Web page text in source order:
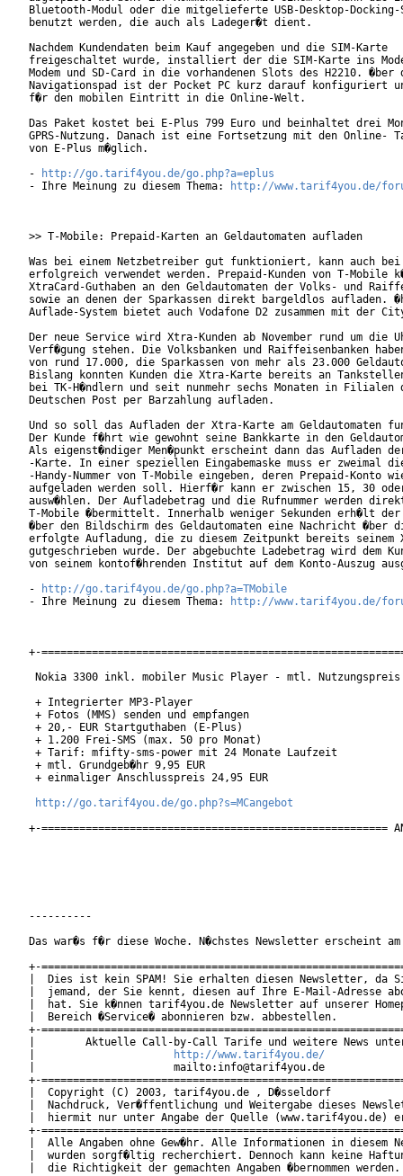
Bluetooth-Modul oder die mitgelieferte USB-Desktop-
benutzt werden, die auch als Ladeger�t dient.
Nachdem Kundendaten beim Kauf angegeben und die SIM-Karte
freigeschaltet wurde, installiert der die SIM-Karte ins
Modem und SD-Card in die vorhandenen Slots des H2210. �ber
Navigationspad ist der Pocket PC kurz darauf konfiguriert
f�r den mobilen Eintritt in die Online-Welt.
Das Paket kostet bei E-Plus 799 Euro und beinhaltet drei
GPRS-Nutzung. Danach ist eine Fortsetzung mit den Online-
von E-Plus m�glich.
-
http://go.tarif4you.de/go.php?a=eplus
- Ihre Meinung zu diesem Thema:
http://www.tarif4you.de/
>> T-Mobile: Prepaid-Karten an Geldautomaten aufladen
Was bei einem Netzbetreiber gut funktioniert, kann auch bei
erfolgreich verwendet werden. Prepaid-Kunden von T-Mobile
XtraCard-Guthaben an den Geldautomaten der Volks- und
sowie an denen der Sparkassen direkt bargeldlos aufladen.
Auflade-System bietet auch Vodafone D2 zusammen mit der
Der neue Service wird Xtra-Kunden ab November rund um die
Verf�gung stehen. Die Volksbanken und Raiffeisenbanken
von rund 17.000, die Sparkassen von mehr als 23.000
Bislang konnten Kunden die Xtra-Karte bereits an
bei TK-H�ndlern und seit nunmehr sechs Monaten in Filialen
Deutschen Post per Barzahlung aufladen.
Und so soll das Aufladen der Xtra-Karte am Geldautomaten
Der Kunde f�hrt wie gewohnt seine Bankkarte in den
Als eigenst�ndiger Men�punkt erscheint dann das Aufladen
-Karte. In einer speziellen Eingabemaske muss er zweimal
-Handy-Nummer von T-Mobile eingeben, deren Prepaid-Konto
aufgeladen werden soll. Hierf�r kann er zwischen 15, 30
ausw�hlen. Der Aufladebetrag und die Rufnummer werden
T-Mobile �bermittelt. Innerhalb weniger Sekunden erh�lt der
�ber den Bildschirm des Geldautomaten eine Nachricht �ber
erfolgte Aufladung, die zu diesem Zeitpunkt bereits seinem
gutgeschrieben wurde. Der abgebuchte Ladebetrag wird dem
von seinem kontof�hrenden Institut auf dem Konto-Auszug
-
http://go.tarif4you.de/go.php?a=TMobile
- Ihre Meinung zu diesem Thema:
http://www.tarif4you.de/
+-
Nokia 3300 inkl. mobiler Music Player - mtl. Nutzungspreis
+ Integrierter MP3-Player
+ Fotos (MMS) senden und empfangen
+ 20,- EUR Startguthaben (E-Plus)
+ 1.200 Frei-SMS (max. 50 pro Monat)
+ Tarif: mfifty-sms-power mit 24 Monate Laufzeit
+ mtl. Grundgeb�hr 9,95 EUR
+ einmaliger Anschlusspreis 24,95 EUR
http://go.tarif4you.de/go.php?s=MCangebot
+-=======================================================
----------
Das war�s f�r diese Woche. N�chstes Newsletter erscheint
+-
|  Dies ist kein SPAM! Sie erhalten diesen Newsletter, da
|  jemand, der Sie kennt, diesen auf Ihre E-Mail-Adresse
|  hat. Sie k�nnen tarif4you.de Newsletter auf unserer
|  Bereich �Service� abonnieren bzw. abbestellen.
+-
|        Aktuelle Call-by-Call Tarife und weitere News
http://www.tarif4you.de/
|                      mailto:info@tarif4you.de
+-
|  Copyright (C) 2003, tarif4you.de , D�sseldorf
|  Nachdruck, Ver�ffentlichung und Weitergabe dieses
|  hiermit nur unter Angabe der Quelle
+-
|  Alle Angaben ohne Gew�hr. Alle Informationen in diesem
|  wurden sorgf�ltig recherchiert. Dennoch kann keine
|  die Richtigkeit der gemachten Angaben �bernommen